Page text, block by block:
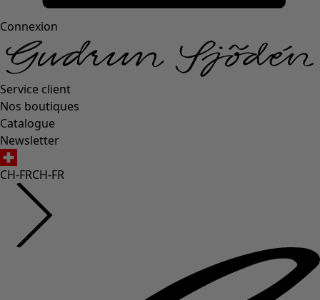
Connexion
Service client
Nos boutiques
Catalogue
Newsletter
CH-FRCH-FR